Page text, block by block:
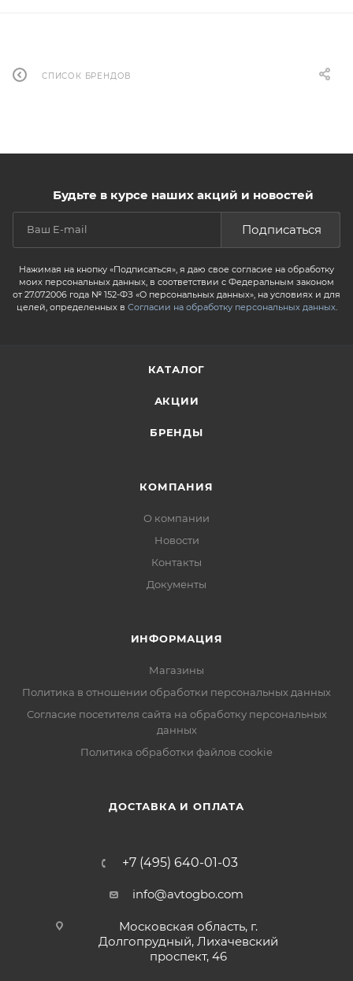
СПИСОК БРЕНДОВ
Будьте в курсе наших акций и новостей
Подписаться
Нажимая на кнопку «Подписаться», я даю свое согласие на обработку
моих персональных данных, в соответствии с Федеральным законом
от 27.07.2006 года № 152-ФЗ «О персональных данных», на условиях и для
целей, определенных в Согласии на обработку персональных данных.
КАТАЛОГ
АКЦИИ
БРЕНДЫ
КОМПАНИЯ
О компании
Новости
Контакты
Документы
ИНФОРМАЦИЯ
Магазины
Политика в отношении обработки персональных данных
Согласие посетителя сайта на обработку персональных
данных
Политика обработки файлов cookie
ДОСТАВКА И ОПЛАТА
+7 (495) 640-01-03
info@avtogbo.com
Московская область, г.
Долгопрудный, Лихачевский
проспект, 46